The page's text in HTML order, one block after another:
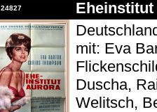
24827
mit: Eva
Duscha,
Welitsch,